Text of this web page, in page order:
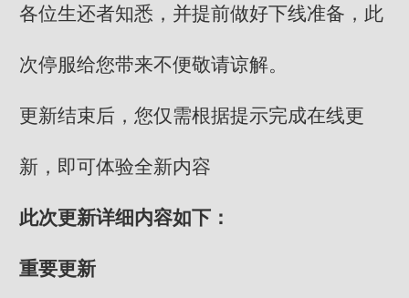
各位生还者知悉，并提前做好下线准备，此
次停服给您带来不便敬请谅解。
更新结束后，您仅需根据提示完成在线更
新，即可体验全新内容
此次更新详细内容如下：
重要更新